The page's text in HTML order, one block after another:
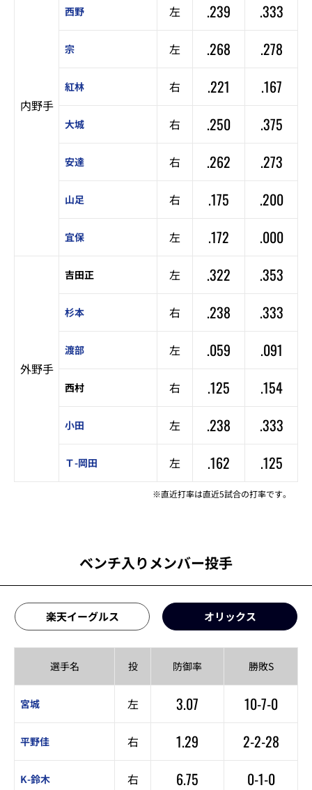
内野手
西野 左 .239 .333
宗 左 .268 .278
紅林 右 .221 .167
大城 右 .250 .375
安達 右 .262 .273
山足 右 .175 .200
宜保 左 .172 .000
外野手
吉田正 左 .322 .353
杉本 右 .238 .333
渡部 左 .059 .091
西村 右 .125 .154
小田 左 .238 .333
Ｔ-岡田 左 .162 .125
※直近打率は直近5試合の打率です。
ベンチ入りメンバー投手
楽天イーグルス オリックス
選手名 投 防御率 勝敗S
宮城 左 3.07 10-7-0
平野佳 右 1.29 2-2-28
K-鈴木 右 6.75 0-1-0